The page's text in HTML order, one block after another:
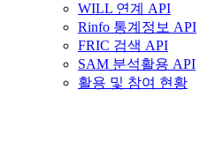
WILL 연계 API
Rinfo 통계정보 API
FRIC 검색 API
SAM 분석활용 API
활용 및 참여 현황